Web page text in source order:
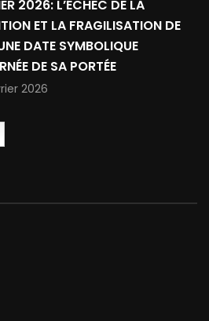
2026: L’ÉCHEC DE LA
ET LA FRAGILISATION DE
DATE SYMBOLIQUE
DE SA PORTÉE
2026